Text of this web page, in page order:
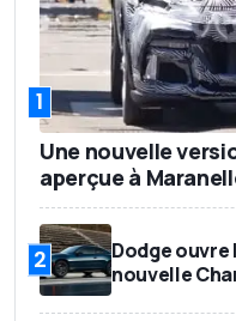
1
Une nouvelle
aperçue à
2
Dodge ouvre
nouvelle